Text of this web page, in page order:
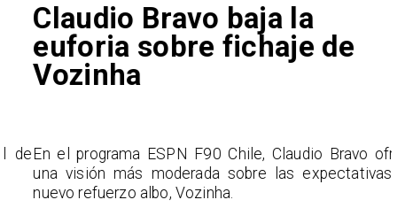
Claudio Bravo baja la
euforia sobre fichaje de
Vozinha
En el programa ESPN F90 Chile, Claudio Bravo ofrece
una visión más moderada sobre las expectativas del
nuevo refuerzo albo, Vozinha.